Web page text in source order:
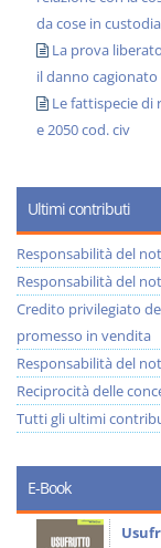
da cose in
La prova
il danno
Le fattispecie di
e 2050 cod. civ
Ultimi contributi
Responsabilità del
Responsabilità del
Credito privilegiato
promesso in vendita
Responsabilità del
Reciprocità delle
Tutti gli ultimi
E-Book